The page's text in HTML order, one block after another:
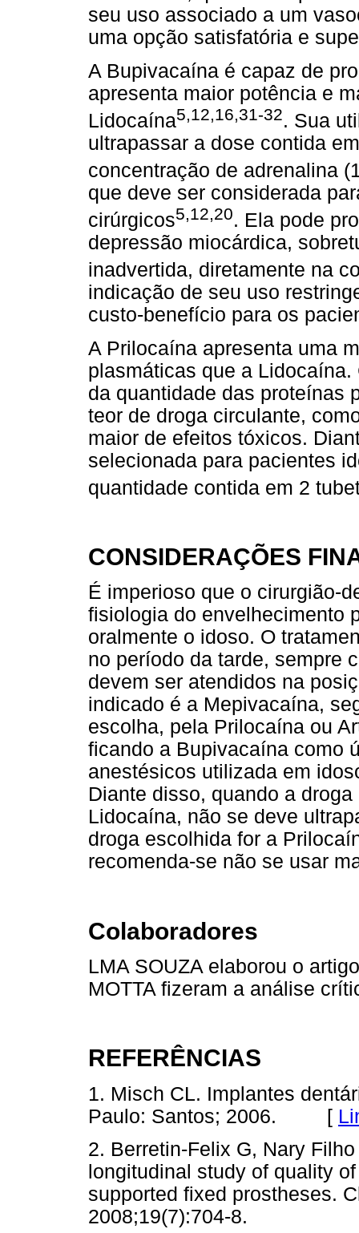
seu uso associado a um
uma opção satisfatória e
A Bupivacaína é capaz de
apresenta maior potência e
Lidocaína5,12,16,31-32. Sua
ultrapassar a dose contida
concentração de adrenalina
que deve ser considerada
cirúrgicos5,12,20. Ela pode
depressão miocárdica,
inadvertida, diretamente na
indicação de seu uso
custo-benefício para os
A Prilocaína apresenta uma
plasmáticas que a
da quantidade das proteínas
teor de droga circulante,
maior de efeitos tóxicos.
selecionada para pacientes
quantidade contida em 2
CONSIDERAÇÕES
É imperioso que o cirurgião-
fisiologia do envelhecimento
oralmente o idoso. O
no período da tarde, sempre
devem ser atendidos na
indicado é a Mepivacaína,
escolha, pela Prilocaína ou
ficando a Bupivacaína como
anestésicos utilizada em
Diante disso, quando a
Lidocaína, não se deve
droga escolhida for a
recomenda-se não se usar
Colaboradores
LMA SOUZA elaborou o
MOTTA fizeram a análise
REFERÊNCIAS
1. Misch CL. Implantes
Paulo: Santos; 2006. [
2. Berretin-Felix G, Nary
longitudinal study of quality
supported fixed prostheses.
2008;19(7):704-8.